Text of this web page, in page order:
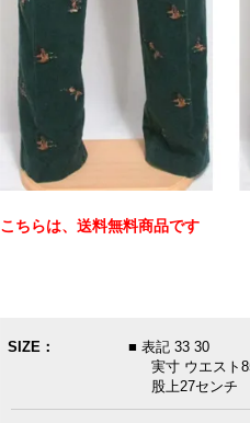
こちらは、送料無料商品です
SIZE：
■ 表記 33 30
実寸 ウエスト
股上27センチ